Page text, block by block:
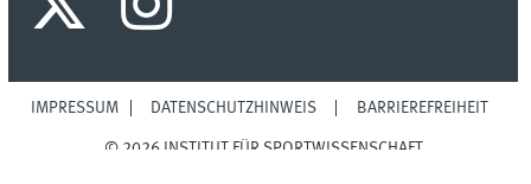
IMPRESSUM DATENSCHUTZHINWEIS BARRIEREFREIHEIT
© 2026 INSTITUT FÜR SPORTWISSENSCHAFT